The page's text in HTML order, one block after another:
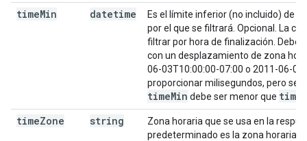
timeMin datetime
Es el límite inferior (no incluido) de
por el que se filtrará. Opcional. La
filtrar por hora de finalización. Debe
con un desplazamiento de zona
06-03T10:00:00-07:00 o 2011-06-
proporcionar milisegundos, pero se
timeMin debe ser menor que time
timeZone string
Zona horaria que se usa en la
predeterminado es la zona horaria